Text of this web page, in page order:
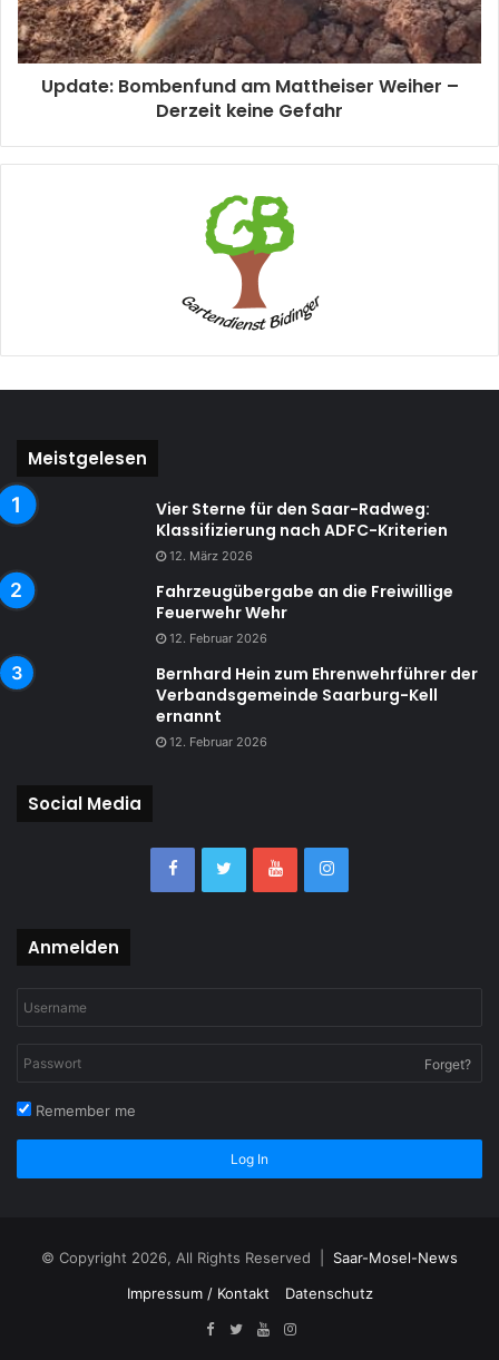
Update: Bombenfund am Mattheiser Weiher –
Derzeit keine Gefahr
Meistgelesen
Vier Sterne für den Saar-Radweg:
Klassifizierung nach ADFC-Kriterien
12. März 2026
Fahrzeugübergabe an die Freiwillige
Feuerwehr Wehr
12. Februar 2026
Bernhard Hein zum Ehrenwehrführer der
Verbandsgemeinde Saarburg-Kell
ernannt
12. Februar 2026
Social Media
Anmelden
Forget?
Remember me
Log In
© Copyright 2026, All Rights Reserved | Saar-Mosel-News
Impressum / Kontakt
Datenschutz